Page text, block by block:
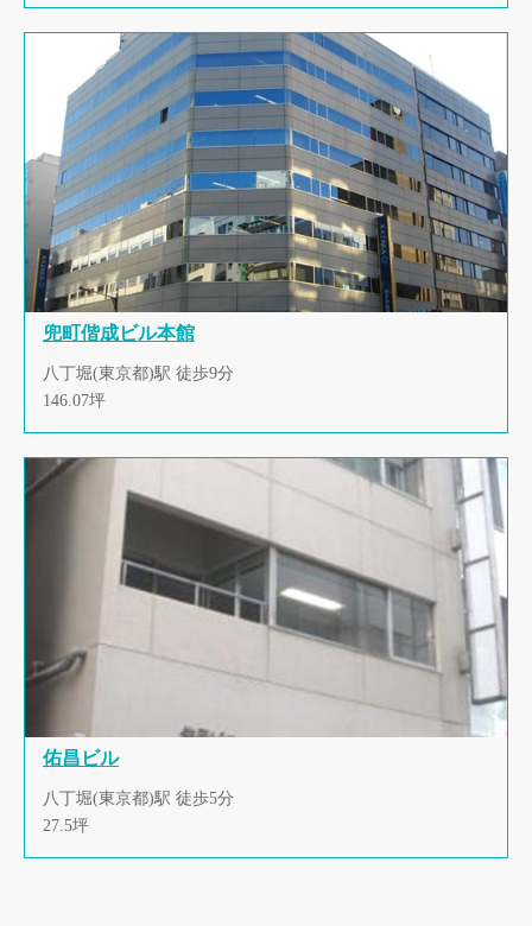
兜町偕成ビル本館
八丁堀(東京都)駅 徒歩9分
146.07坪
佑昌ビル
八丁堀(東京都)駅 徒歩5分
27.5坪